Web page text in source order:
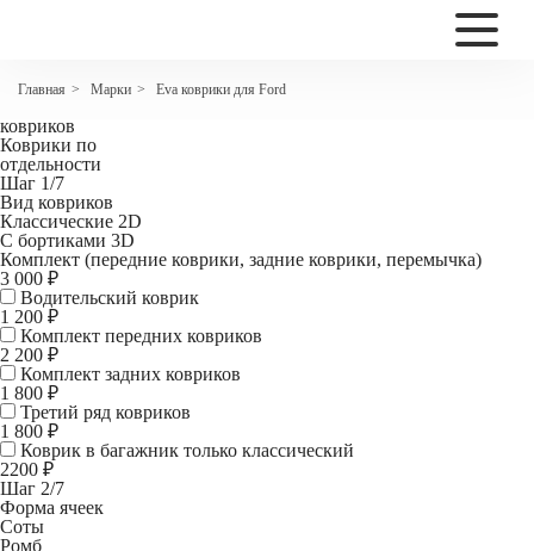
Главная > Марки > Eva коврики для Ford
Eva автоковрики для Ford Fusion 2002 - 2012
ковриков
Коврики по
отдельности
Шаг 1/7
Вид ковриков
Классические 2D
С бортиками 3D
Комплект (передние коврики, задние коврики, перемычка)
3 000 ₽
Водительский коврик
1 200 ₽
Комплект передних ковриков
2 200 ₽
Комплект задних ковриков
1 800 ₽
Третий ряд ковриков
1 800 ₽
Коврик в багажник только классический
2200 ₽
Шаг 2/7
Форма ячеек
Соты
Ромб